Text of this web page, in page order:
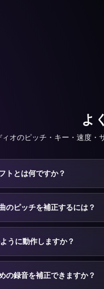
よ
ィオのピッチ・キー・速度・
トとは何ですか？
トは、録音のピッチを正しい
ピッチを細かいHz単位で補正
。
のピッチを補正するには？
・MP4をKeyPitchにアップ
をプレビューします。良ければ
うに動作しますか？
す。Auto-Tune系のプラグイン
は全体のピッチを補正するソフ
の録音を補正できますか？